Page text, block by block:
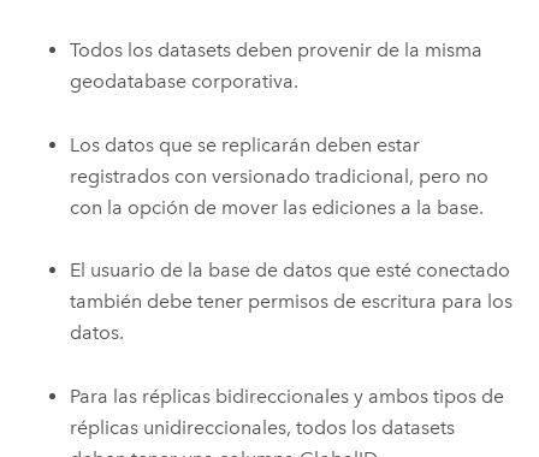
Todos los datasets deben provenir de la misma
geodatabase corporativa.
Los datos que se replicarán deben estar
registrados con versionado tradicional, pero no
con la opción de mover las ediciones a la base.
El usuario de la base de datos que esté conectado
también debe tener permisos de escritura para los
datos.
Para las réplicas bidireccionales y ambos tipos de
réplicas unidireccionales, todos los datasets